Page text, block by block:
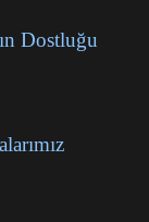
Dostluğu